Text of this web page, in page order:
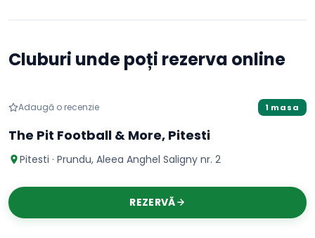
Cluburi unde poți rezerva online
Teqball
Adaugă o recenzie 1 masa
The Pit Football & More, Pitesti
Pitesti · Prundu, Aleea Anghel Saligny nr. 2
REZERVĂ